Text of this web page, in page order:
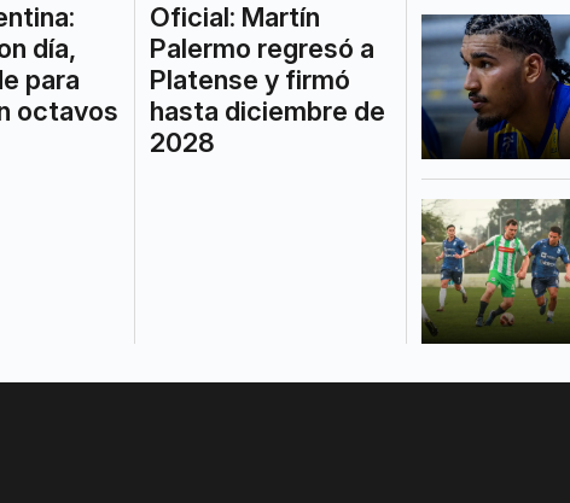
día,
para
octavos
Oficial: Martín
Palermo regresó a
Platense y firmó
hasta diciembre de
2028